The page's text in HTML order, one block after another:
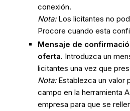
conexión.
Nota:Los licitantes no
Procore cuando esta
Mensaje de
oferta. Introduzca un
licitantes una vez que
Nota:Establezca un valor
campo en la herramienta
empresa para que se